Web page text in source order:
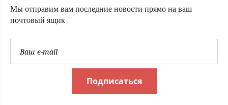
Мы отправим вам последние новости прямо на ваш
почтовый ящик
Подписаться